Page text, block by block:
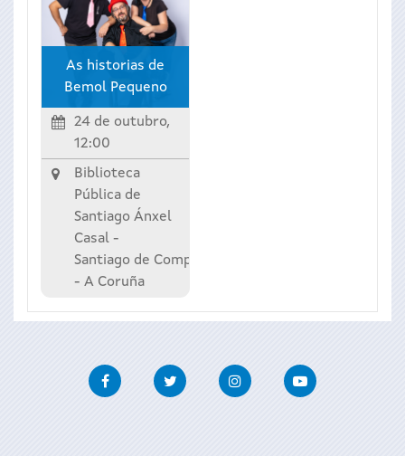
As historias de
Bemol Pequeno
24 de outubro,
12:00
Biblioteca
Pública de
Santiago Ánxel
Casal -
Santiago de Compostela
- A Coruña
FacebookTwitter InstagramYoutube